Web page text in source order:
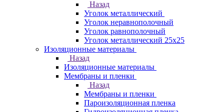
Назад
Уголок металлический
Уголок неравнополочный
Уголок равнополочный
Уголок металлический 25х25
Изоляционные материалы
Назад
Изоляционные материалы
Мембраны и пленки
Назад
Мембраны и пленки
Пароизоляционная пленка